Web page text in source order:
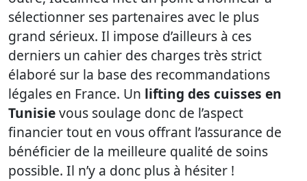
sélectionner ses partenaires avec le plus
grand sérieux. Il impose d’ailleurs à ces
derniers un cahier des charges très strict
élaboré sur la base des recommandations
légales en France. Un lifting des cuisses en
Tunisievous soulage donc de l’aspect
financier tout en vous offrant l’assurance de
bénéficier de la meilleure qualité de soins
possible. Il n’y a donc plus à hésiter !